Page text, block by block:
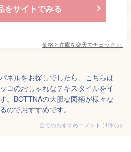
をサイトでみる
価格と在庫を楽天でチェック >>
ネルをお探しでしたら、こちらは
コのおしゃれなテキスタイルをイ
。BOTTNAの大胆な図柄が様々な
のでおすすめです。
全てのおすすめコメント (1件) >